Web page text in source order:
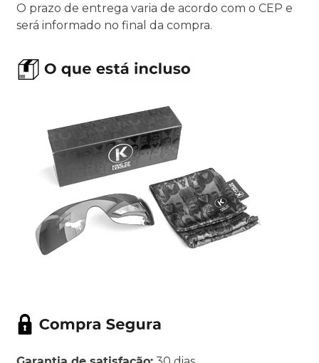
O prazo de entrega varia de acordo com o CEP e
será informado no final da compra.